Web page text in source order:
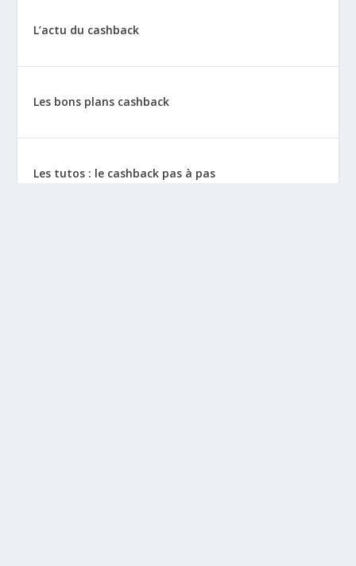
L’actu du cashback
Les bons plans cashback
Les tutos : le cashback pas à pas